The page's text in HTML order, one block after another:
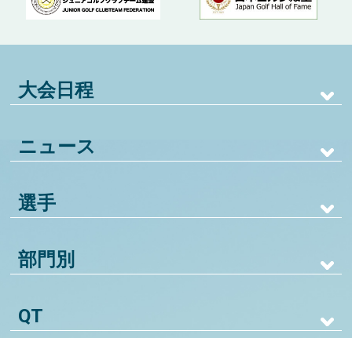
大会日程
ニュース
選手
部門別
QT